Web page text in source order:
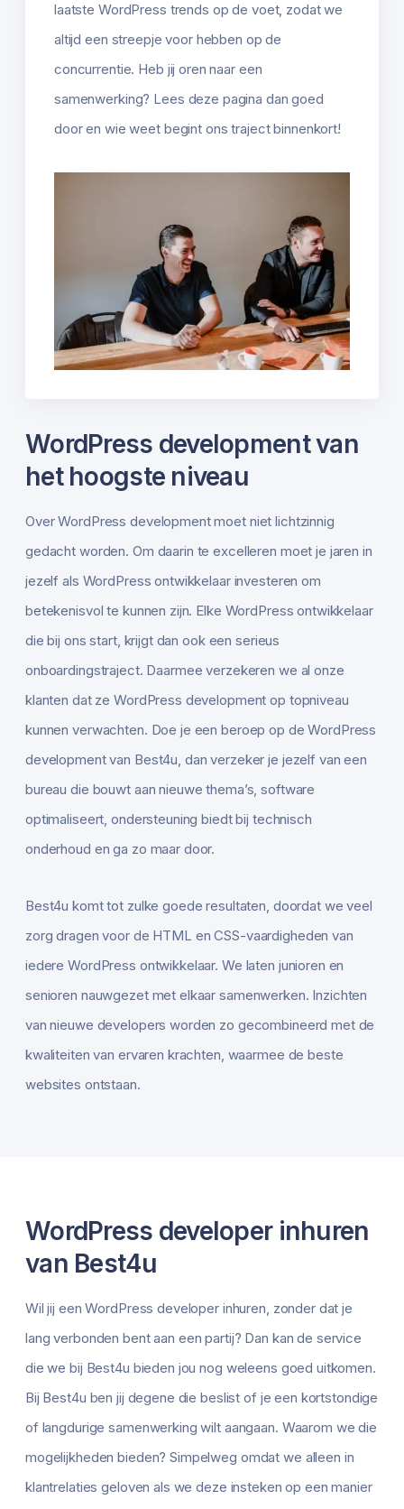
laatste WordPress trends op de voet, zodat we
altijd een streepje voor hebben op de
concurrentie. Heb jij oren naar een
samenwerking? Lees deze pagina dan goed
door en wie weet begint ons traject binnenkort!
WordPress development van
het hoogste niveau
Over WordPress development moet niet lichtzinnig
gedacht worden. Om daarin te excelleren moet je jaren in
jezelf als WordPress ontwikkelaar investeren om
betekenisvol te kunnen zijn. Elke WordPress ontwikkelaar
die bij ons start, krijgt dan ook een serieus
onboardingstraject. Daarmee verzekeren we al onze
klanten dat ze WordPress development op topniveau
kunnen verwachten. Doe je een beroep op de WordPress
development van Best4u, dan verzeker je jezelf van een
bureau die bouwt aan nieuwe thema’s, software
optimaliseert, ondersteuning biedt bij technisch
onderhoud en ga zo maar door.
Best4u komt tot zulke goede resultaten, doordat we veel
zorg dragen voor de HTML en CSS-vaardigheden van
iedere WordPress ontwikkelaar. We laten junioren en
senioren nauwgezet met elkaar samenwerken. Inzichten
van nieuwe developers worden zo gecombineerd met de
kwaliteiten van ervaren krachten, waarmee de beste
websites ontstaan.
WordPress developer inhuren
van Best4u
Wil jij een WordPress developer inhuren, zonder dat je
lang verbonden bent aan een partij? Dan kan de service
die we bij Best4u bieden jou nog weleens goed uitkomen.
Bij Best4u ben jij degene die beslist of je een kortstondige
of langdurige samenwerking wilt aangaan. Waarom we die
mogelijkheden bieden? Simpelweg omdat we alleen in
klantrelaties geloven als we deze insteken op een manier